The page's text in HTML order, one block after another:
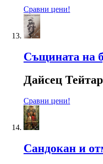
Сравни цени!
Същината на
Дайсец
Сравни цени!
Сандокан и